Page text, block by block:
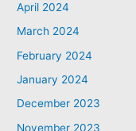
April 2024
March 2024
February 2024
January 2024
December 2023
November 2023